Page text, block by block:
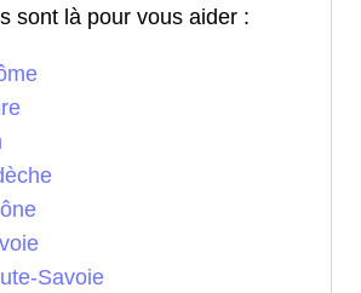
sont là pour vous aider :
Savoie